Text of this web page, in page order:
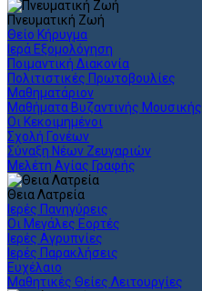
Πνευματική Ζωή
Θείο Κήρυγμα
Ιερά Εξομολόγηση
Ποιμαντική Διακονία
Πολιτιστικές Πρωτοβουλίες
Μαθηματάριον
Μαθήματα Βυζαντινής Μουσικής
Οι Κεκοιμημένοι
Σχολή Γονέων
Σύναξη Νέων Ζευγαριών
Μελέτη Αγίας Γραφής
Θεια Λατρεία
Ιερές Πανηγύρεις
Οι Μεγάλες Εορτές
Ιερές Αγρυπνίες
Ιερές Παρακλήσεις
Ευχέλαιο
Μαθητικές Θείες Λειτουργίες